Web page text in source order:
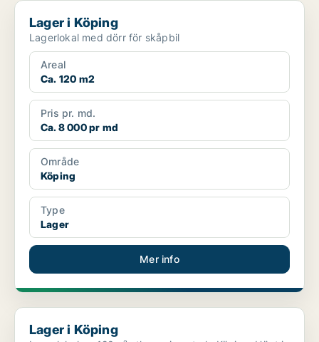
Lager i Köping
Lager i Köping
Lagerlokal med dörr för skåpbil
Areal
Ca. 120 m2
Pris pr. md.
Ca. 8 000 pr md
Område
Köping
Type
Lager
Mer info
Lager i Köping
Lager i Köping